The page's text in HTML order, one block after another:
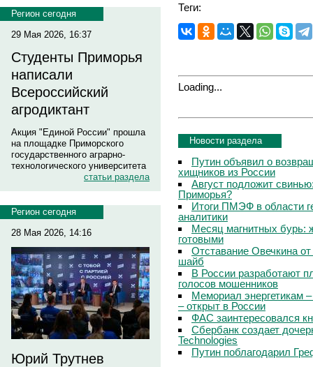
Регион сегодня
29 Мая 2026, 16:37
Студенты Приморья
написали
Всероссийский
агродиктант
Акция "Единой России" прошла
на площадке Приморского
государственного аграрно-
технологического университета
статьи раздела
Регион сегодня
28 Мая 2026, 14:16
Юрий Трутнев
Теги:
Loading...
Новости раздела
Путин объявил о
хищников из России
Август подложит
Приморья?
Итоги ПМЭФ в области
аналитики
Месяц магнитных бурь:
готовыми
Отставание Овечкина
шайб
В России разработают
голосов мошенников
Мемориал энергетикам
– открыт в России
ФАС заинтересовался
Сбербанк создает
Technologies
Путин поблагодарил